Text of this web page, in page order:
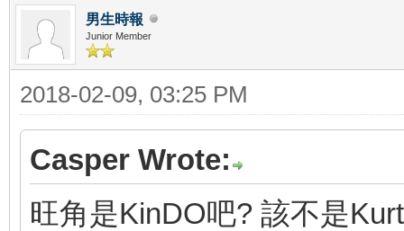
男生時報
Junior Member
2018-02-09, 03:25 PM
Casper Wrote:
旺角是KinDO吧? 該不是